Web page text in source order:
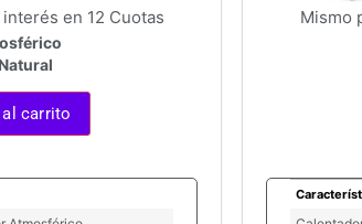
en 12 Cuotas
carrito
Mismo